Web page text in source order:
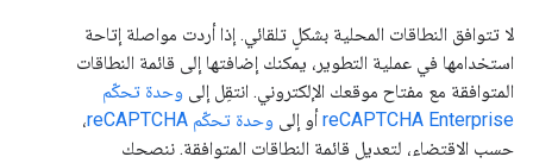
لا تتوافق النطاقات المحلية بشكلٍ تلقائي. إذا أردت مواصلة إتاحة
استخدامها في عملية التطوير، يمكنك إضافتها إلى قائمة النطاقات
المتوافقة مع مفتاح موقعك الإلكتروني. انتقِل إلى وحدة تحكّم
reCAPTCHA Enterpriseأو إلى وحدة تحكّم reCAPTCHA
،
حسب الاقتضاء، لتعديل قائمة النطاقات المتوافقة. ننصحك